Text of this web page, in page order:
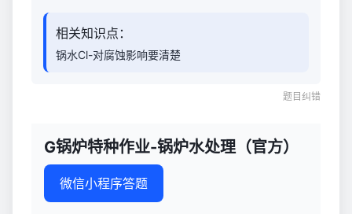
相关知识点：
锅水Cl-对腐蚀影响要清楚
题目纠错
G锅炉特种作业-锅炉水处理（官方）
微信小程序答题